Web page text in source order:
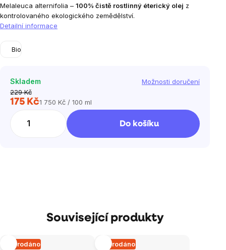
Melaleuca alternifolia – 100% čistě rostlinný éterický olej z
kontrolovaného ekologického zemědělství.
Detailní informace
Bio
Skladem
Možnosti doručení
229 Kč
175 KčMěrná
1 750 Kč / 100 ml
Do košíku
Související produkty
Vyprodáno Vyprodáno